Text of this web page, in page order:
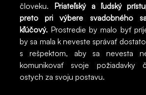
človeku.
Priateľský a ľudský
preto pri výbere svadobného
kľúčový. Prostredie by malo byť
by sa mala k neveste správať
s rešpektom, aby sa nevesta
komunikovať svoje požiadavky
ostych za svoju postavu.